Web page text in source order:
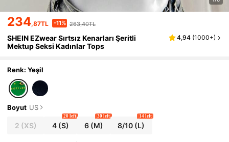
234,87TL -11% 263,40TL
SHEIN EZwear Sırtsız Kenarları Şeritli
Mektup Seksi Kadınlar Tops
4,94 (1000+)
Renk: Yeşil
Boyut US
2 (XS) 4(S)
20 left
6(M)
30 left
8/10 (L)
14 left